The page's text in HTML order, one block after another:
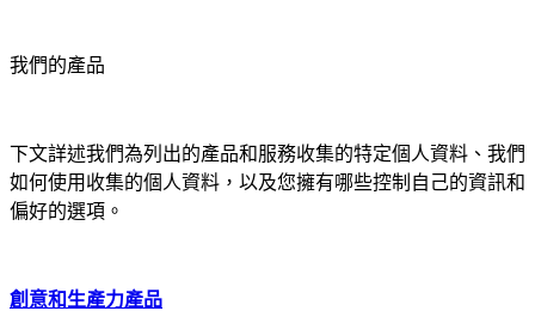
我們的產品
下文詳述我們為列出的產品和服務收集的特定個人資料、我們
如何使用收集的個人資料，以及您擁有哪些控制自己的資訊和
偏好的選項。
創意和生產力產品